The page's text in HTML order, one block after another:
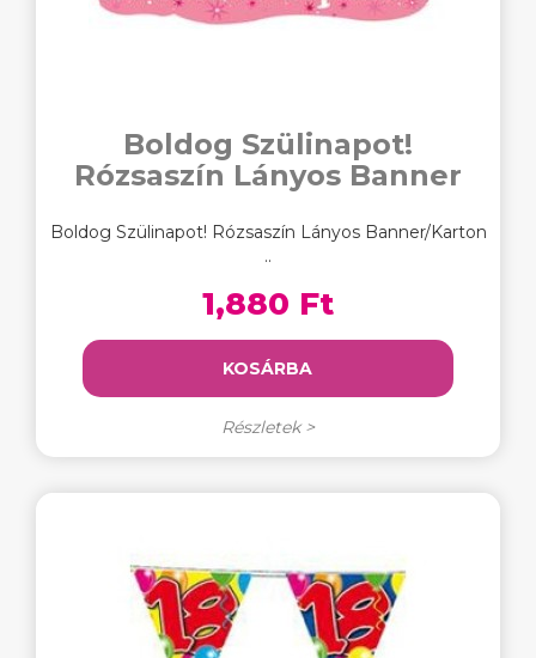
Boldog Szülinapot!
Rózsaszín Lányos Banner
Boldog Szülinapot! Rózsaszín Lányos Banner/Karton
..
1,880 Ft
KOSÁRBA
Részletek >